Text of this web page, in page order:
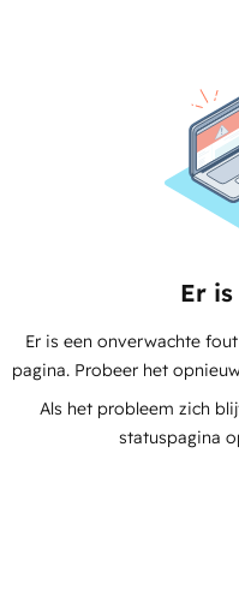
Er
Er is een onverwachte
pagina. Probeer het
Als het probleem zich
statuspagina